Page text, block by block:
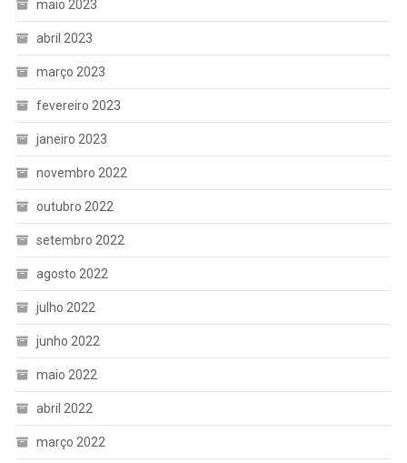
maio 2023
abril 2023
março 2023
fevereiro 2023
janeiro 2023
novembro 2022
outubro 2022
setembro 2022
agosto 2022
julho 2022
junho 2022
maio 2022
abril 2022
março 2022